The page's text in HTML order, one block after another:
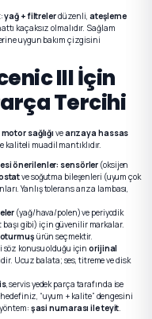
yağ + filtrelerdüzenli, ateşleme
kaçaksız olmalıdır. Sağlam
uygun bakım çizgisini
III İçin
Tercihi
motor sağlığı vearızaya hassas
muadil mantıklıdır.
önerilenler: sensörler (oksijen
ve soğutma bileşenleri (uyum çok
Yanlış tolerans arıza lambası,
(yağ/hava/polen) ve periyodik
başı gibi) için güvenilir markalar.
ürün seçmektir.
söz konusu olduğu içinorijinal
Ucuz balata; ses, titreme ve disk
, servis yedek parça tarafında ise
“uyum + kalite” dengesini
şasi numarası ile teyit.